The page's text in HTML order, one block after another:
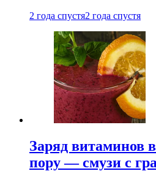
2 года спустя2 года спустя
Заряд витаминов
пору — смузи с